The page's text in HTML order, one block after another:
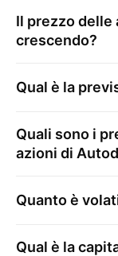
Il prezzo delle
crescendo?
Qual è la
Quali sono i
azioni di
Quanto è
Qual è la